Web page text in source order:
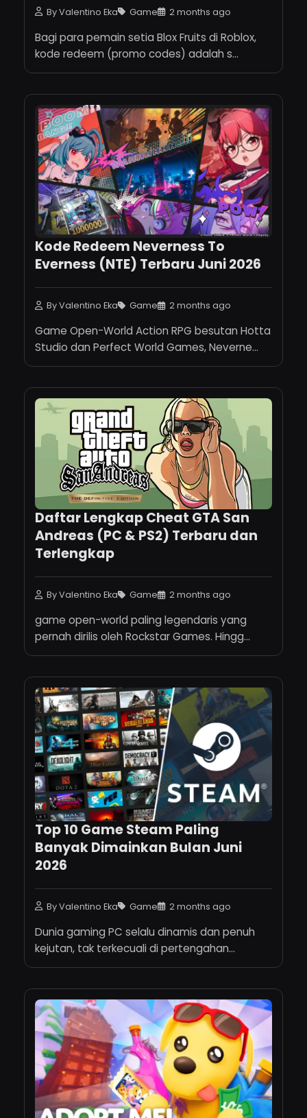
By Valentino Eka Game 2 months ago
Bagi para pemain setia Blox Fruits di Roblox,
kode redeem (promo codes) adalah s...
Kode Redeem Neverness To
Everness (NTE) Terbaru Juni 2026
By Valentino Eka Game 2 months ago
Game Open-World Action RPG besutan Hotta
Studio dan Perfect World Games, Neverne...
Daftar Lengkap Cheat GTA San
Andreas (PC & PS2) Terbaru dan
Terlengkap
By Valentino Eka Game 2 months ago
game open-world paling legendaris yang
pernah dirilis oleh Rockstar Games. Hingg...
Top 10 Game Steam Paling
Banyak Dimainkan Bulan Juni
2026
By Valentino Eka Game 2 months ago
Dunia gaming PC selalu dinamis dan penuh
kejutan, tak terkecuali di pertengahan...